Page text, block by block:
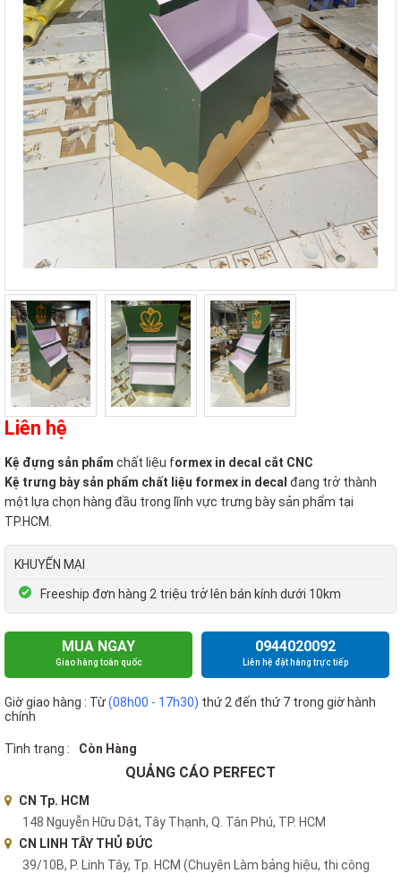
Liên hệ
Kệ đựng sản phẩm chất liệu formex in decal cắt CNC
Kệ trưng bày sản phẩm chất liệu formex in decal đang trở thành
một lựa chọn hàng đầu trong lĩnh vực trưng bày sản phẩm tại
TP.HCM.
KHUYẾN MẠI
Freeship đơn hàng 2 triệu trở lên bán kính dưới 10km
MUA NGAY
Giao hàng toàn quốc
0944020092
Liên hệ đặt hàng trực tiếp
Giờ giao hàng : Từ(08h00 - 17h30) thứ 2 đến thứ 7 trong giờ hành
chính
Tình trạng : Còn Hàng
QUẢNG CÁO PERFECT
CN Tp. HCM
148 Nguyễn Hữu Dật, Tây Thạnh, Q. Tân Phú, TP. HCM
CN LINH TÂY THỦ ĐỨC
39/10B, P. Linh Tây, Tp. HCM (Chuyên Làm bảng hiệu, thi công